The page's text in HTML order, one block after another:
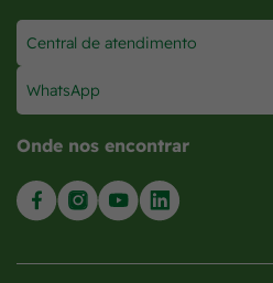
Central de atendimento
WhatsApp
Onde nos encontrar